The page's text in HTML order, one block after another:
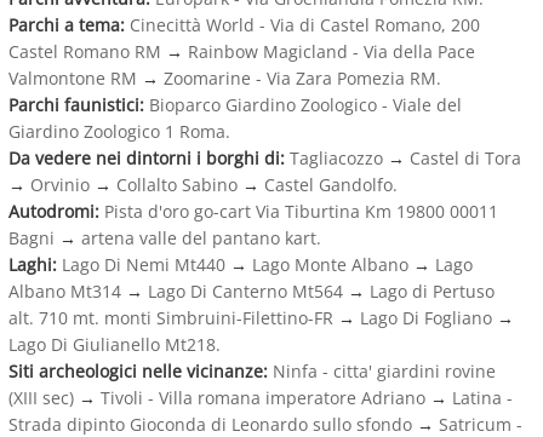
Parchi a tema: Cinecittà World - Via di Castel Romano, 200
Castel Romano RM → Rainbow Magicland - Via della Pace
Valmontone RM → Zoomarine - Via Zara Pomezia RM.
Parchi faunistici: Bioparco Giardino Zoologico - Viale del
Giardino Zoologico 1 Roma.
Da vedere nei dintorni i borghi di: Tagliacozzo → Castel di Tora
→ Orvinio → Collalto Sabino → Castel Gandolfo.
Autodromi: Pista d'oro go-cart Via Tiburtina Km 19800 00011
Bagni → artena valle del pantano kart.
Laghi: Lago Di Nemi Mt440 → Lago Monte Albano → Lago
Albano Mt314 → Lago Di Canterno Mt564 → Lago di Pertuso
alt. 710 mt. monti Simbruini-Filettino-FR → Lago Di Fogliano →
Lago Di Giulianello Mt218.
Siti archeologici nelle vicinanze: Ninfa - citta' giardini rovine
(XIII sec) → Tivoli - Villa romana imperatore Adriano → Latina -
Strada dipinto Gioconda di Leonardo sullo sfondo → Satricum -